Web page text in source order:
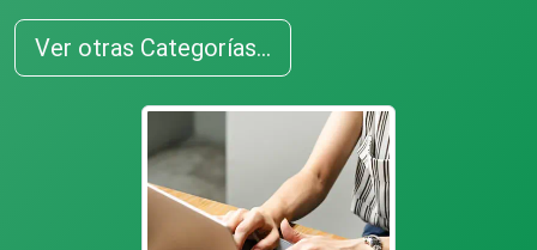
Ver otras Categorías...